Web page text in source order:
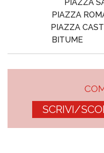
PIAZZA
PIAZZA
PIAZZA
BITUME
SCRIVI/